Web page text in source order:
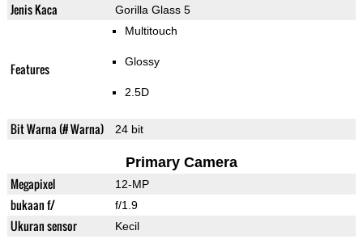
Jenis Kaca Gorilla Glass 5
Features
Multitouch
Glossy
2.5D
Bit Warna (# Warna) 24 bit
Primary Camera
Megapixel 12-MP
bukaan f/ f/1.9
Ukuran sensor Kecil